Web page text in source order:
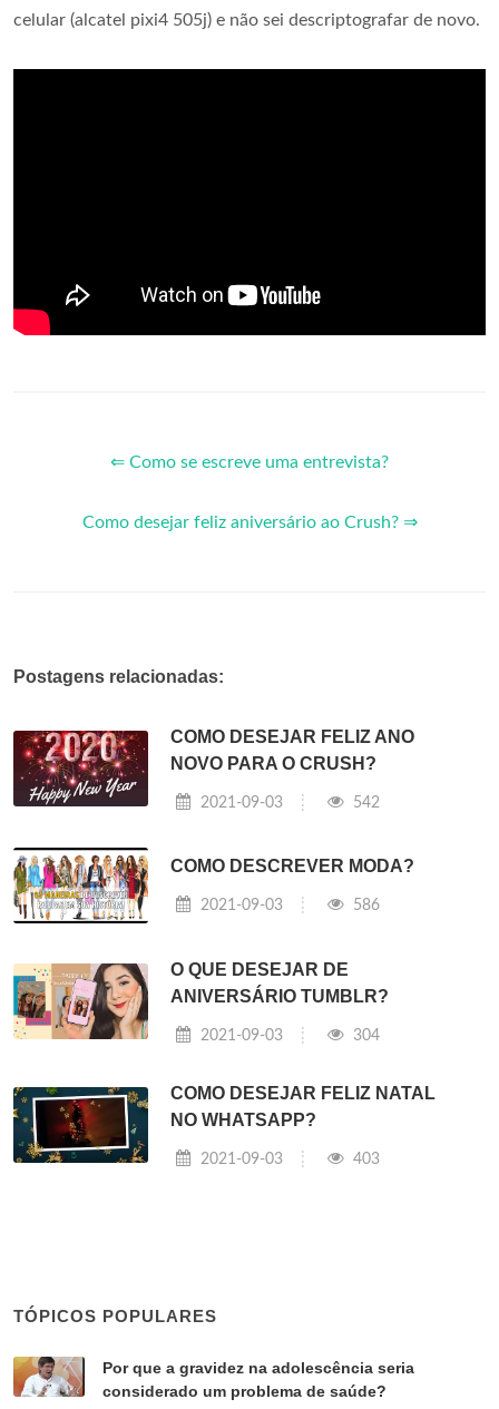
celular (alcatel pixi4 505j) e não sei descriptografar de novo.
⇐ Como se escreve uma entrevista?
Como desejar feliz aniversário ao Crush? ⇒
Postagens relacionadas:
COMO DESEJAR FELIZ ANO
NOVO PARA O CRUSH?
2021-09-03 542
COMO DESCREVER MODA?
2021-09-03 586
O QUE DESEJAR DE
ANIVERSÁRIO TUMBLR?
2021-09-03 304
COMO DESEJAR FELIZ NATAL
NO WHATSAPP?
2021-09-03 403
TÓPICOS POPULARES
Por que a gravidez na adolescência seria
considerado um problema de saúde?